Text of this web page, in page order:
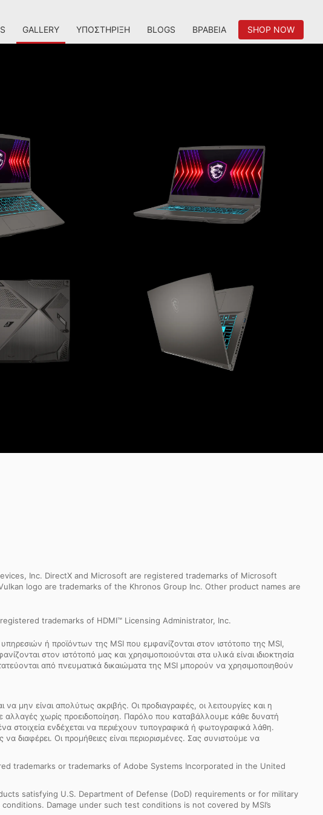
GALLERY ΥΠΟΣΤΉΡΙΞΗ BLOGS ΒΡΑΒΕΊΑ SHOP NOW
Inc. DirectX and Microsoft are registered trademarks of Microsoft
logo are trademarks of the Khronos Group Inc. Other product names are
trademarks of HDMI™ Licensing Administrator, Inc.
ή προϊόντων της MSI που εμφανίζονται στον ιστότοπο της MSI,
στον ιστότοπό μας και χρησιμοποιούνται στα υλικά είναι ιδιοκτησία
από πνευματικά δικαιώματα της MSI μπορούν να χρησιμοποιηθούν
μην είναι απολύτως ακριβής. Οι προδιαγραφές, οι λειτουργίες και η
αλλαγές χωρίς προειδοποίηση. Παρόλο που καταβάλλουμε κάθε δυνατή
στοιχεία ενδέχεται να περιέχουν τυπογραφικά ή φωτογραφικά λάθη.
διαφέρει. Οι προμήθειες είναι περιορισμένες. Σας συνιστούμε να
trademarks or trademarks of Adobe Systems Incorporated in the United
satisfying U.S. Department of Defense (DoD) requirements or for military
Damage under such test conditions is not covered by MSI’s